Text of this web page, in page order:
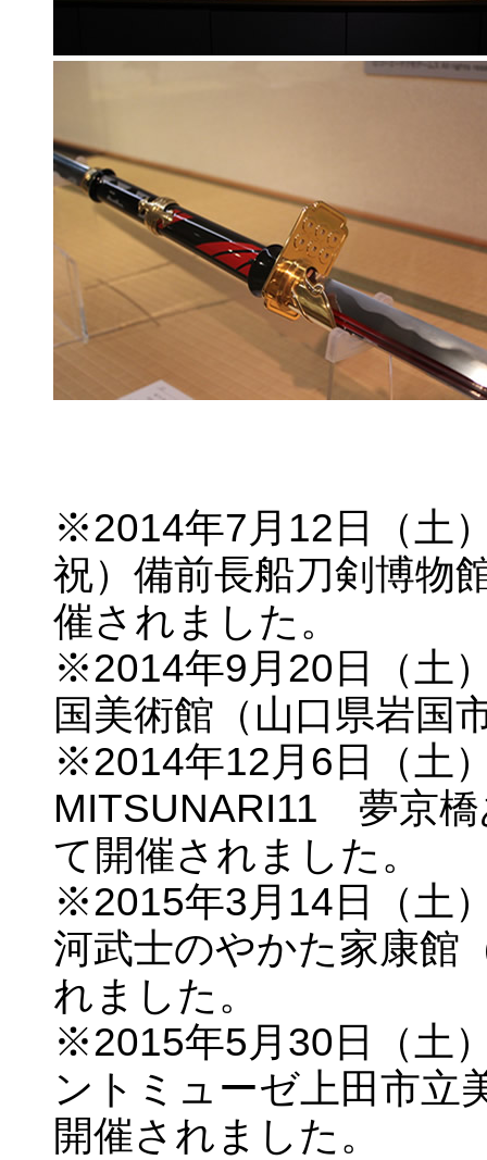
※2014年7月12日（土
祝）備前長船刀剣博物
催されました。
※2014年9月20日（土
国美術館（山口県岩国
※2014年12月6日（土
MITSUNARI11 夢京橋
て開催されました。
※2015年3月14日（土
河武士のやかた家康館
れました。
※2015年5月30日（土
ントミューゼ上田市立
開催されました。